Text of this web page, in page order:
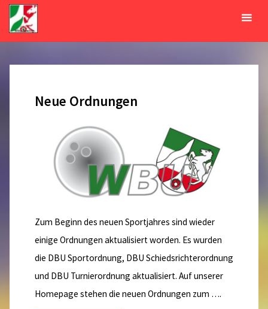
Zum
Inhalt
springenMonat:
Neue Ordnungen
Zum Beginn des neuen Sportjahres sind wieder
einige Ordnungen aktualisiert worden. Es wurden
die DBU Sportordnung, DBU Schiedsrichterordnung
und DBU Turnierordnung aktualisiert. Auf unserer
Homepage stehen die neuen Ordnungen zum ….